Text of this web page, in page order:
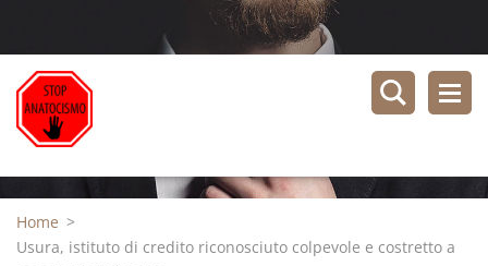
Home >
Usura, istituto di credito riconosciuto colpevole e costretto a